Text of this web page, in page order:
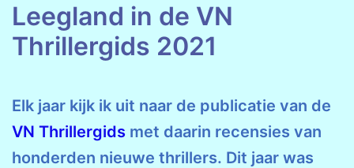
Leegland in de VN
Thrillergids 2021
Elk jaar kijk ik uit naar de publicatie van de
VN Thrillergids met daarin recensies van
honderden nieuwe thrillers. Dit jaar was